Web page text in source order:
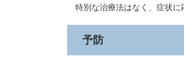
特別な治療法はなく、症状に
予防